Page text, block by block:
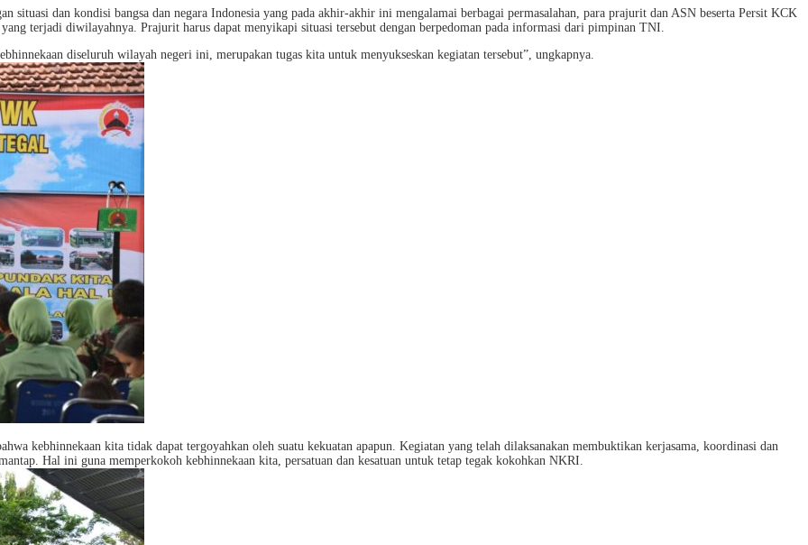
dan kondisi bangsa dan negara Indonesia yang pada akhir-akhir ini mengalamai berbagai permasalahan, para prajurit dan ASN beserta Persit KCK
terjadi diwilayahnya. Prajurit harus dapat menyikapi situasi tersebut dengan berpedoman pada informasi dari pimpinan TNI.
diseluruh wilayah negeri ini, merupakan tugas kita untuk menyukseskan kegiatan tersebut”, ungkapnya.
kebhinnekaan kita tidak dapat tergoyahkan oleh suatu kekuatan apapun. Kegiatan yang telah dilaksanakan membuktikan kerjasama, koordinasi dan
Hal ini guna memperkokoh kebhinnekaan kita, persatuan dan kesatuan untuk tetap tegak kokohkan NKRI.